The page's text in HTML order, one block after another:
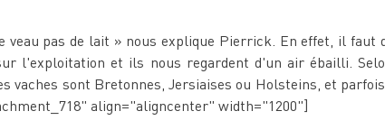
pas de lait » nous explique Pierrick. En effet, il faut
l'exploitation et ils nous regardent d'un air ébailli.
vaches sont Bretonnes, Jersiaises ou Holsteins, et
align="aligncenter" width="1200"]